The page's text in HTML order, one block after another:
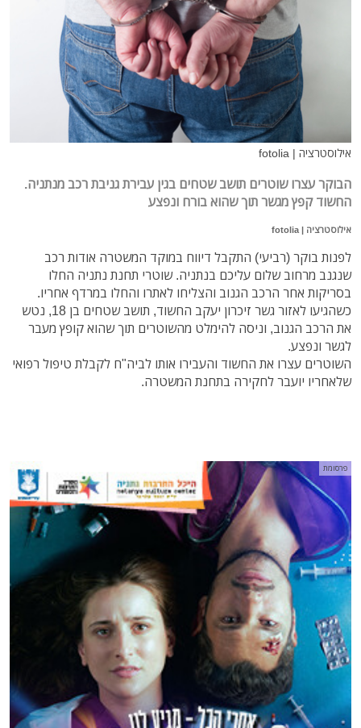
אילוסטרציה | fotolia
הבוקר עצרו שוטרים תושב שטחים בגין עבירת גניבת רכב מנתניה.
החשוד קפץ מגשר תוך שהוא בורח ונפצע
אילוסטרציה | fotolia
לפנות בוקר (רביעי) התקבל דיווח במוקד המשטרה אודות רכב
שנגנב מרחוב שלום עליכם בנתניה. שוטרי תחנת נתניה החלו
בסריקות אחר הרכב הגנוב והצליחו לאתרו והחלו במרדף אחריו.
כשהגיעו לאזור גשר זיכרון יעקב החשוד, תושב שטחים בן 18, נטש
את הרכב הגנוב, וניסה להימלט מהשוטרים תוך שהוא קופץ מעבר
לגשר ונפצע.
השוטרים עצרו את החשוד והעבירו אותו לביה"ח לקבלת טיפול רפואי
שלאחריו יועבר לחקירה בתחנת המשטרה.
פרסומת